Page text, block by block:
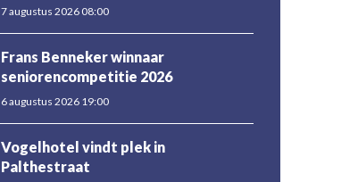
7 augustus 2026 08:00
Frans Benneker winnaar
seniorencompetitie 2026
6 augustus 2026 19:00
Vogelhotel vindt plek in
Palthestraat